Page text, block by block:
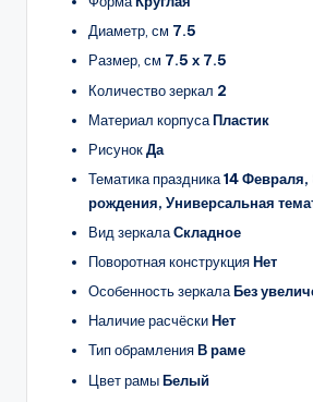
Диаметр, см 7.5
Размер, см 7.5 х 7.5
Количество зеркал 2
Материал корпусаПластик
РисунокДа
Тематика праздника14 Февраля,
рождения, Универсальная
Вид зеркалаСкладное
Поворотная конструкцияНет
Особенность зеркалаБез
Наличие расчёскиНет
Тип обрамленияВ раме
Цвет рамыБелый